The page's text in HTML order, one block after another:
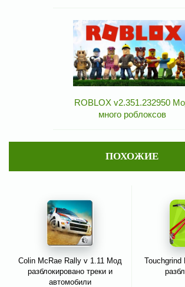
ROBLOX v2.351.232950
много роблоксов
ПОХОЖИЕ
Colin McRae Rally v 1.11 Мод
разблокировано треки и
автомобили